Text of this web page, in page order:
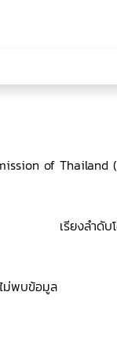
of Thailand
เรียงลำดับ
ไม่พบข้อมูล